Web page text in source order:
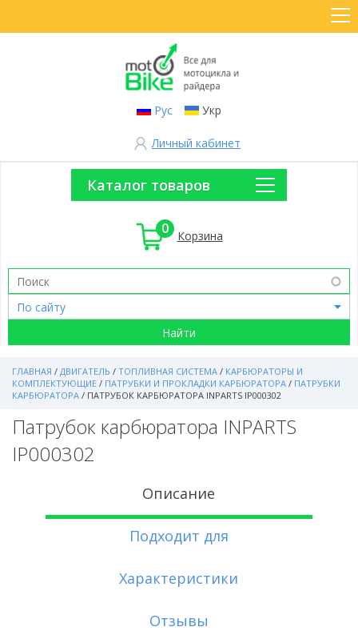
Рус Укр
Личный кабинет
Каталог товаров
0 Корзина
ГЛАВНАЯ / ДВИГАТЕЛЬ / ТОПЛИВНАЯ СИСТЕМА / КАРБЮРАТОРЫ И
КОМПЛЕКТУЮЩИЕ / ПАТРУБКИ И ПРОКЛАДКИ КАРБЮРАТОРА / ПАТРУБКИ
КАРБЮРАТОРА / ПАТРУБОК КАРБЮРАТОРА INPARTS IP000302
Патрубок карбюратора INPARTS
IP000302
Описание
Подходит для
Характеристики
Отзывы